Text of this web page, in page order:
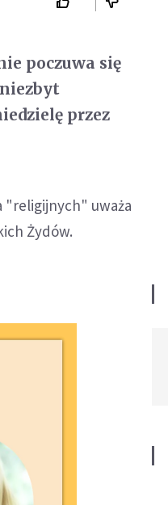
poczuwa się
przez
"religijnych" uważa
Żydów.